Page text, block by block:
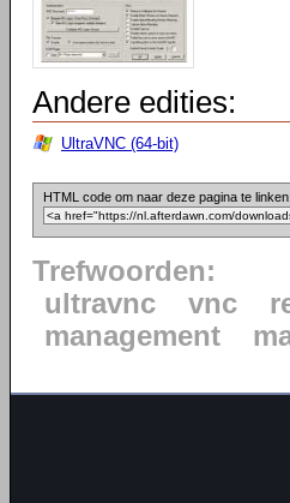
Andere edities:
UltraVNC (64-bit)
HTML code om naar deze pagina te linken:
Trefwoorden:
ultravnc
vnc
management